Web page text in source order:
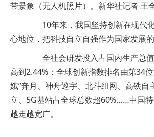
带景象（无人机照片）。新华社记者 王
10年来，我国坚持创新在现代
心地位，把科技自立自强作为国家发展的
全社会研发投入占国内生产总值
高到2.44%；全球创新指数排名由第34
娥”奔月、神舟巡宇、北斗组网、高铁自
立、5G基站占全球总数超60%……中国
越走越宽广。